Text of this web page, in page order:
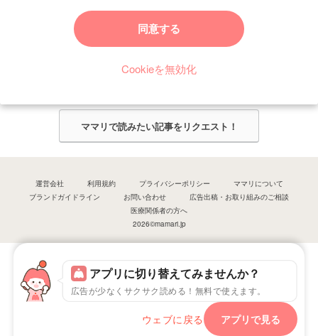
アプリに切り替えてみませんか？
広告が少なくサクサク読める！無料で使えます。
ウェブに戻る アプリで見る
同意する
Cookieを無効化
ママリからのお知らせ
ママリ編集部がみなさんのご意見をもとに記事を作成させていただきま
ママリで読みたい記事をリクエスト！
運営会社 利用規約 プライバシーポリシー
ママリについて
ブランドガイドライン
お問い合わせ
広告出稿・お取り組みのご相談
医療関係者の方へ
2026©mamari.jp